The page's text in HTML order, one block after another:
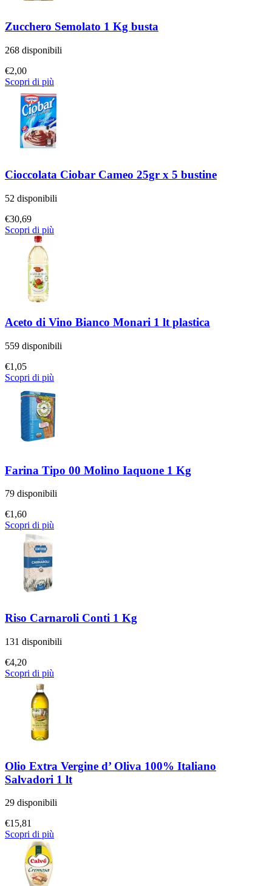
Zucchero Semolato 1 Kg busta
268 disponibili
€2,00
Scopri di più
Cioccolata Ciobar Cameo 25gr x 5 bustine
52 disponibili
€30,69
Scopri di più
Aceto di Vino Bianco Monari 1 lt plastica
559 disponibili
€1,05
Scopri di più
Farina Tipo 00 Molino Iaquone 1 Kg
79 disponibili
€1,60
Scopri di più
Riso Carnaroli Conti 1 Kg
131 disponibili
€4,20
Scopri di più
Olio Extra Vergine d’ Oliva 100% Italiano
Salvadori 1 lt
29 disponibili
€15,81
Scopri di più